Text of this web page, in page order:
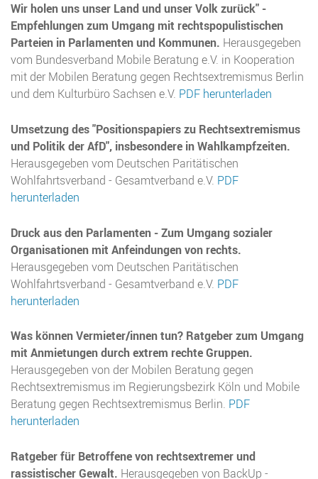
Wir holen uns unser Land und unser Volk zurück" -
Empfehlungen zum Umgang mit rechtspopulistischen
Parteien in Parlamenten und Kommunen. Herausgegeben
vom Bundesverband Mobile Beratung e.V. in Kooperation
mit der Mobilen Beratung gegen Rechtsextremismus Berlin
und dem Kulturbüro Sachsen e.V. PDF herunterladen
Umsetzung des "Positionspapiers zu Rechtsextremismus
und Politik der AfD", insbesondere in Wahlkampfzeiten.
Herausgegeben vom Deutschen Paritätischen
Wohlfahrtsverband - Gesamtverband e.V. PDF
herunterladen
Druck aus den Parlamenten - Zum Umgang sozialer
Organisationen mit Anfeindungen von rechts.
Herausgegeben vom Deutschen Paritätischen
Wohlfahrtsverband - Gesamtverband e.V. PDF
herunterladen
Was können Vermieter/innen tun? Ratgeber zum Umgang
mit Anmietungen durch extrem rechte Gruppen.
Herausgegeben von der Mobilen Beratung gegen
Rechtsextremismus im Regierungsbezirk Köln und Mobile
Beratung gegen Rechtsextremismus Berlin. PDF
herunterladen
Ratgeber für Betroffene von rechtsextremer und
rassistischer Gewalt. Herausgegeben von BackUp -